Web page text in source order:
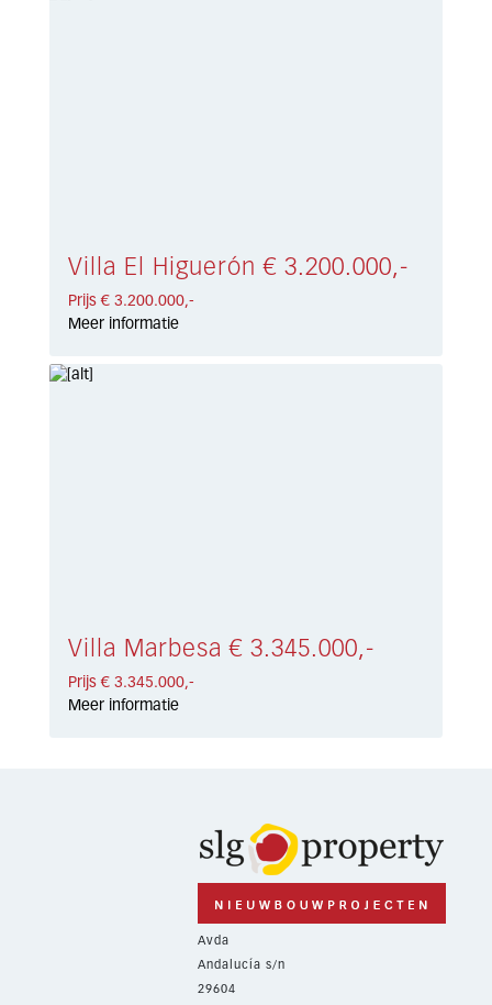
Villa El Higuerón € 3.200.000,-
Prijs € 3.200.000,-
Meer informatie
Villa Marbesa € 3.345.000,-
Prijs € 3.345.000,-
Meer informatie
Avda
Andalucía s/n
29604